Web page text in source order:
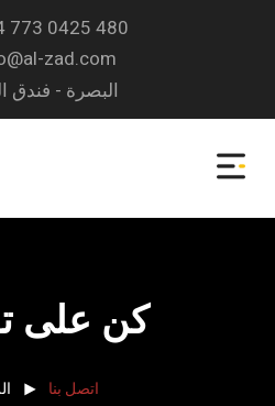
773 0425 480
zad.com
البصرة - فندق
كن على
اتصل بنا